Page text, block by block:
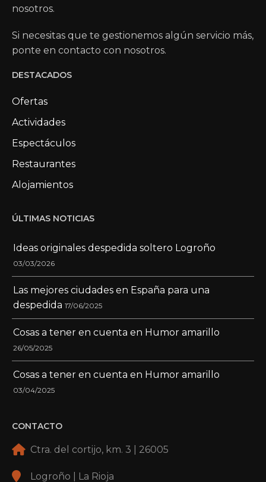
nosotros.
Si necesitas que te gestionemos algún servicio más,
ponte en contacto con nosotros.
DESTACADOS
Ofertas
Actividades
Espectáculos
Restaurantes
Alojamientos
ÚLTIMAS NOTICIAS
Ideas originales despedida soltero Logroño
03/03/2026
Las mejores ciudades en España para una
despedida 17/06/2025
Cosas a tener en cuenta en Humor amarillo
26/05/2025
Cosas a tener en cuenta en Humor amarillo
03/04/2025
CONTACTO
Ctra. del cortijo, km. 3 | 26005
Logroño | La Rioja